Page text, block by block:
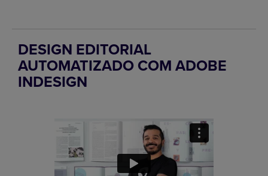
DESIGN EDITORIAL
AUTOMATIZADO COM ADOBE
INDESIGN